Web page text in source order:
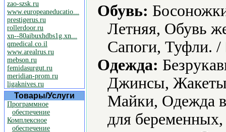
zao-szsk.ru
www.europeaneducatio...
prestigerus.ru
rollerdoor.ru
xn--80aibuxhdbs1g.xn...
qmedical.co.il
www.arealrus.ru
mebson.ru
femidasurgut.ru
meridian-prom.ru
ligaknives.ru
Товары/Услуги
Программное
обеспечение
Комплексное
обеспечение
Обувь:
Летняя, Обувь
Сапоги, Туфли. /
Одежда:
Джинсы,
Майки, Одежда
для